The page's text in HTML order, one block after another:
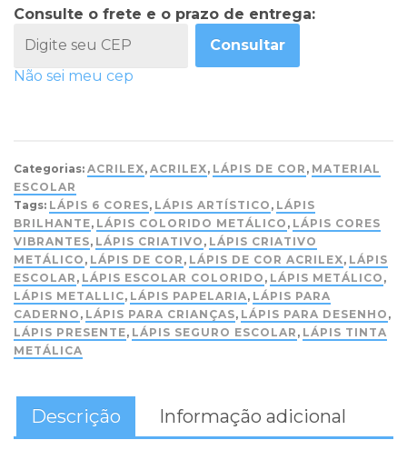
Consulte o frete e o prazo de entrega:
Consultar
Não sei meu cep
Categorias: ACRILEX, ACRILEX, LÁPIS DE COR , MATERIAL
ESCOLAR
Tags: LÁPIS 6 CORES, LÁPIS ARTÍSTICO , LÁPIS
BRILHANTE, LÁPIS COLORIDO METÁLICO , LÁPIS CORES
VIBRANTES, LÁPIS CRIATIVO , LÁPIS CRIATIVO
METÁLICO , LÁPIS DE COR , LÁPIS DE COR ACRILEX, LÁPIS
ESCOLAR , LÁPIS ESCOLAR COLORIDO , LÁPIS METÁLICO ,
LÁPIS METALLIC, LÁPIS PAPELARIA, LÁPIS PARA
CADERNO , LÁPIS PARA CRIANÇAS, LÁPIS PARA DESENHO ,
LÁPIS PRESENTE, LÁPIS SEGURO ESCOLAR , LÁPIS TINTA
METÁLICA
Descrição Informação adicional